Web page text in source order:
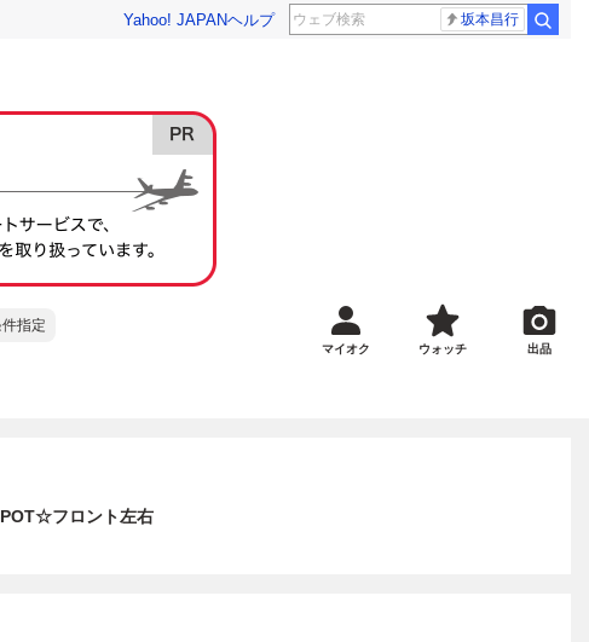
Yahoo! JAPANヘルプ 坂本昌行
件指定
マイオク ウォッチ 出品
フロント左右